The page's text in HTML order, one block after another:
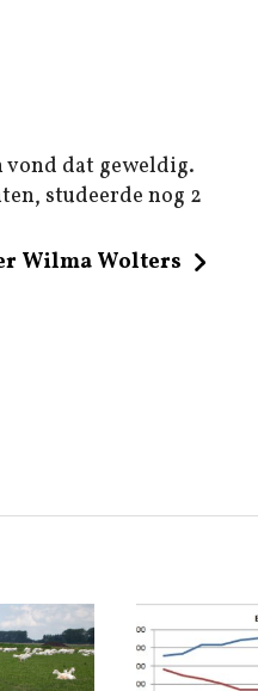
vond dat geweldig.
studeerde nog 2
Wilma Wolters